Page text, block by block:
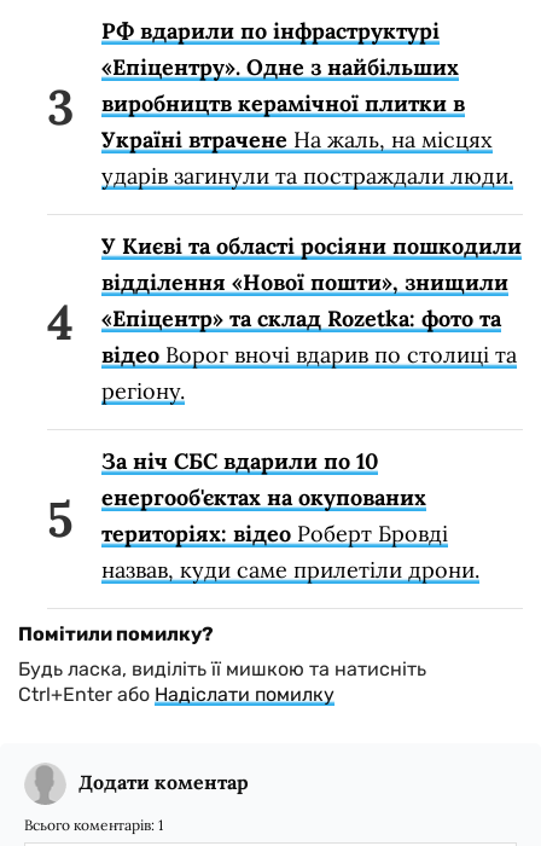
РФ вдарили по інфраструктурі
«Епіцентру». Одне з найбільших
виробництв керамічної плитки в
Україні втрачене На жаль, на місцях
ударів загинули та постраждали люди.
У Києві та області росіяни пошкодили
відділення «Нової пошти», знищили
«Епіцентр» та склад Rozetka: фото та
відео Ворог вночі вдарив по столиці та
регіону.
За ніч СБС вдарили по 10
енергооб'єктах на окупованих
територіях: відео Роберт Бровді
назвав, куди саме прилетіли дрони.
Помітили помилку?
Будь ласка, виділіть її мишкою та натисніть
Ctrl+Enter або Надіслати помилку
Додати коментар
Всього коментарів: 1